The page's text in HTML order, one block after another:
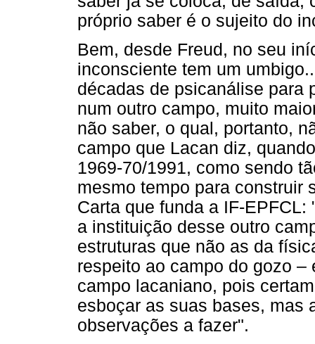
próprio saber é o sujeito do
Bem, desde Freud, no seu
inconsciente tem um
décadas de psicanálise para
num outro campo, muito
não saber, o qual, portanto,
campo que Lacan diz,
1969-70/1991, como sendo
mesmo tempo para construir
Carta que funda a IF-
a instituição desse outro
estruturas que não as da
respeito ao campo do gozo
campo lacaniano, pois
esboçar as suas bases, mas
observações a fazer".